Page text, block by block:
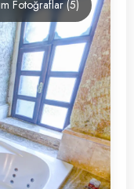
Fotoğraflar (5)